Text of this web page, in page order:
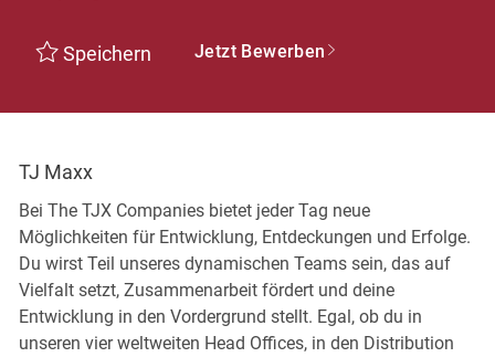
Speichern Jetzt Bewerben
TJ Maxx
Bei The TJX Companies bietet jeder Tag neue
Möglichkeiten für Entwicklung, Entdeckungen und Erfolge.
Du wirst Teil unseres dynamischen Teams sein, das auf
Vielfalt setzt, Zusammenarbeit fördert und deine
Entwicklung in den Vordergrund stellt. Egal, ob du in
unseren vier weltweiten Head Offices, in den Distribution